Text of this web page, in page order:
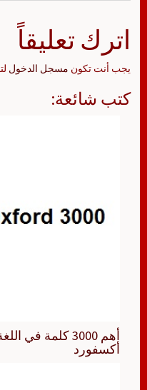
اترك تعليقاً
يجب أنت تكون مسجل الدخول
كتب شائعة:
أهم 3000 كلمة في
أكسفورد